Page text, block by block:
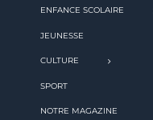
ENFANCE SCOLAIRE
JEUNESSE
CULTURE
SPORT
NOTRE MAGAZINE